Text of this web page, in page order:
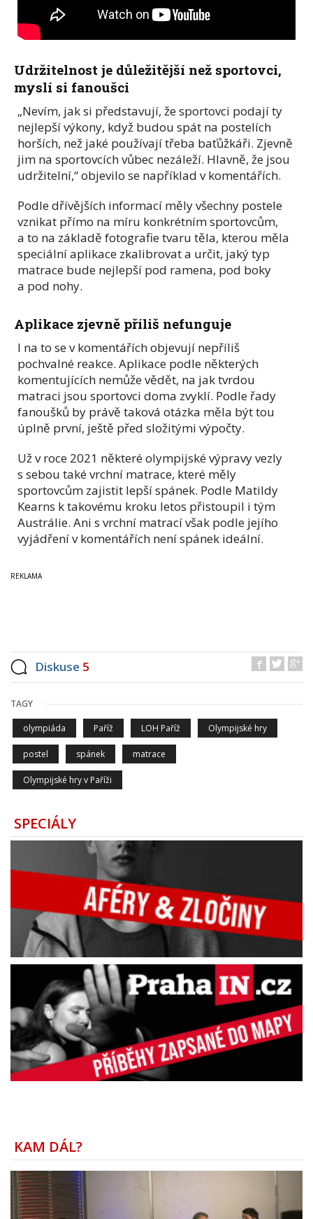
Udržitelnost je důležitější než sportovci,
myslí si fanoušci
„Nevím, jak si představují, že sportovci podají ty
nejlepší výkony, když budou spát na postelích
horších, než jaké používají třeba baťůžkáři. Zjevně
jim na sportovcích vůbec nezáleží. Hlavně, že jsou
udržitelní,“ objevilo se například v komentářích.
Podle dřívějších informací měly všechny postele
vznikat přímo na míru konkrétním sportovcům,
a to na základě fotografie tvaru těla, kterou měla
speciální aplikace zkalibrovat a určit, jaký typ
matrace bude nejlepší pod ramena, pod boky
a pod nohy.
Aplikace zjevně příliš nefunguje
I na to se v komentářích objevují nepříliš
pochvalné reakce. Aplikace podle některých
komentujících nemůže vědět, na jak tvrdou
matraci jsou sportovci doma zvyklí. Podle řady
fanoušků by právě taková otázka měla být tou
úplně první, ještě před složitými výpočty.
Už v roce 2021 některé olympijské výpravy vezly
s sebou také vrchní matrace, které měly
sportovcům zajistit lepší spánek. Podle Matildy
Kearns k takovému kroku letos přistoupil i tým
Austrálie. Ani s vrchní matrací však podle jejího
vyjádření v komentářích není spánek ideální.
Diskuse 5
TAGY
olympiáda Paříž LOH Paříž Olympijské hry
postel spánek matrace
Olympijské hry v Paříži
SPECIÁLY
KAM DÁL?